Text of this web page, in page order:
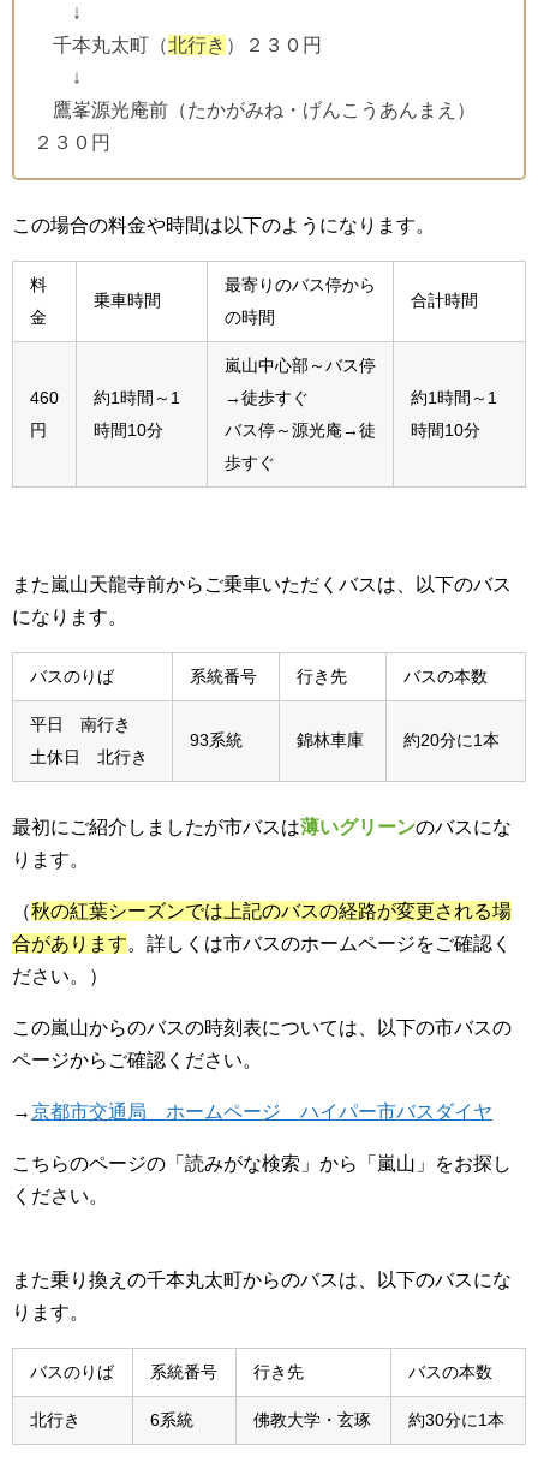
↓
千本丸太町（北行き ）２３０円
↓
鷹峯源光庵前（たかがみね・げんこうあんまえ）
２３０円
この場合の料金や時間は以下のようになります。
料
金
乗車時間
最寄りのバス停から
の時間
合計時間
460
円
約1時間～1
時間10分
嵐山中心部～バス停
→徒歩すぐ
バス停～源光庵→徒
歩すぐ
約1時間～1
時間10分
また嵐山天龍寺前からご乗車いただくバスは、以下のバス
になります。
バスのりば 系統番号 行き先 バスの本数
平日 南行き
土休日 北行き
93系統 錦林車庫 約20分に1本
最初にご紹介しましたが市バスは薄いグリーンのバスにな
ります。
（秋の紅葉シーズンでは上記のバスの経路が変更される場
合があります。詳しくは市バスのホームページをご確認く
ださい。）
この嵐山からのバスの時刻表については、以下の市バスの
ページからご確認ください。
→京都市交通局 ホームページ ハイパー市バスダイヤ
こちらのページの「読みがな検索」から「嵐山」をお探し
ください。
また乗り換えの千本丸太町からのバスは、以下のバスにな
ります。
バスのりば 系統番号 行き先 バスの本数
北行き 6系統 佛教大学・玄琢 約30分に1本